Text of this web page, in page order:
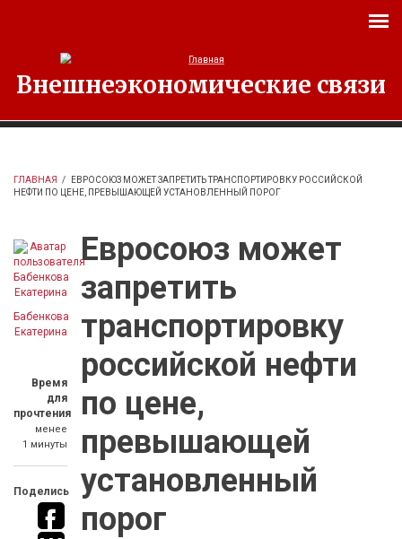
Внешнеэкономические связи
ГЛАВНАЯ /
ЕВРОСОЮЗ МОЖЕТ ЗАПРЕТИТЬ ТРАНСПОРТИРОВКУ РОССИЙСКОЙ
НЕФТИ ПО ЦЕНЕ, ПРЕВЫШАЮЩЕЙ УСТАНОВЛЕННЫЙ ПОРОГ
Бабенкова
Екатерина
Время
для
прочтения
менее
1 минуты
Поделись
Евросоюз может
запретить
транспортировку
российской нефти
по цене,
превышающей
установленный
порог